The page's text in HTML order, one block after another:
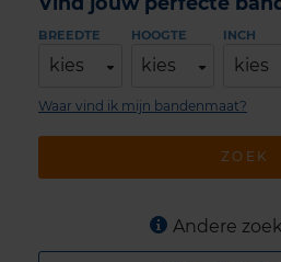
BREEDTE
kies
HOOGTE
kies
INCH
kies
ZOEK
Waar vind ik mijn bandenmaat?
Andere